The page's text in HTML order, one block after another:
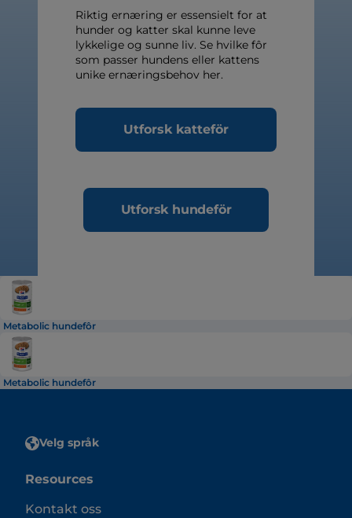
Riktig ernæring er essensielt for at
hunder og katter skal kunne leve
lykkelige og sunne liv. Se hvilke fôr
som passer hundens eller kattens
unike ernæringsbehov her.
Utforsk katteför
Utforsk hundeför
Metabolic hundefôr
Metabolic hundefôr
Velg språk
Resources
Kontakt oss